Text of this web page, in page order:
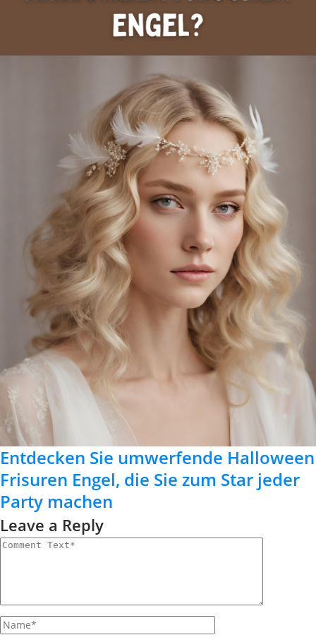
Entdecken Sie umwerfende Halloween
Frisuren Engel, die Sie zum Star jeder
Party machen
Leave a Reply